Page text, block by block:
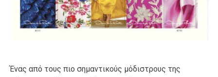
Ένας από τους πιο σημαντικούς μόδιστρους της